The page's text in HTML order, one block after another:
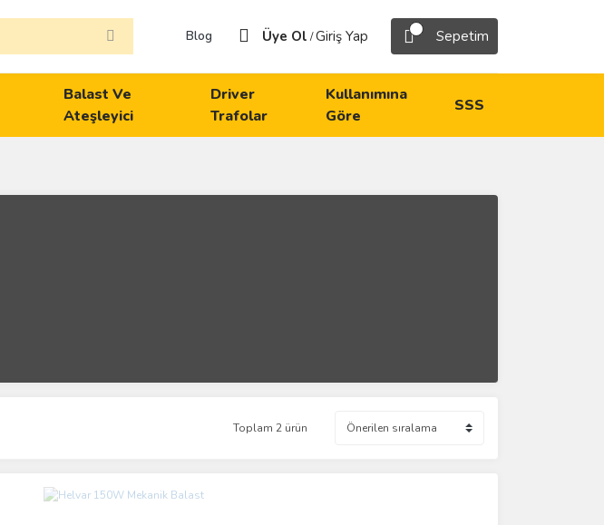
Blog Üye Ol /Giriş Yap Sepetim
Balast Ve
Ateşleyici
Driver
Trafolar
Kullanımına
Göre
SSS
Toplam 2 ürün